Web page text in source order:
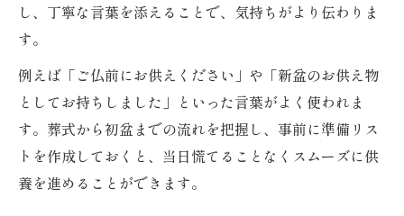
し、丁寧な言葉を添えることで、気持ちがより伝わりま
す。
例えば「ご仏前にお供えください」や「新盆のお供え物
としてお持ちしました」といった言葉がよく使われま
す。葬式から初盆までの流れを把握し、事前に準備リス
トを作成しておくと、当日慌てることなくスムーズに供
養を進めることができます。